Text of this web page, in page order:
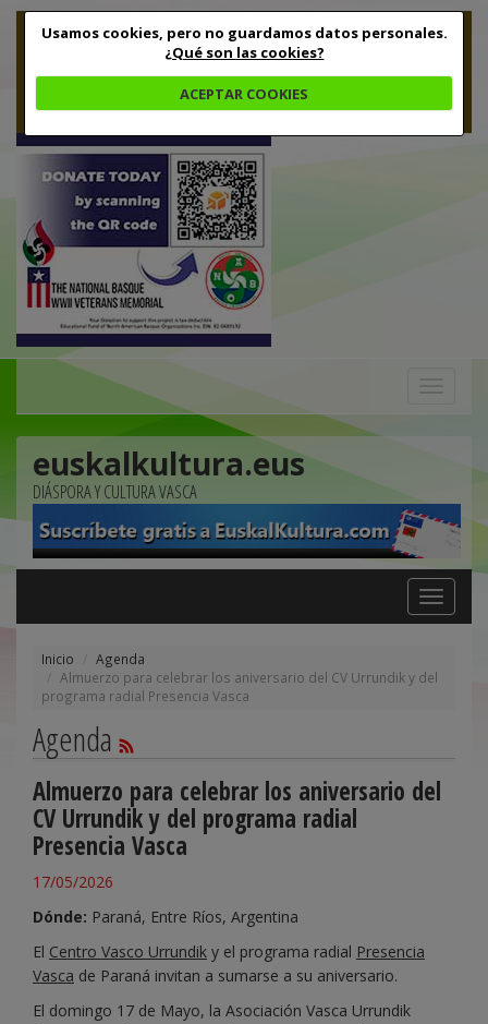
Usamos cookies, pero no guardamos datos personales.
¿Qué son las cookies?
ACEPTAR COOKIES
euskalkultura.eus
DIÁSPORA Y CULTURA VASCA
Toggle
navigation
Inicio
Agenda
Almuerzo para celebrar los aniversario del CV Urrundik y del
programa radial Presencia Vasca
Agenda
Almuerzo para celebrar los aniversario del
CV Urrundik y del programa radial
Presencia Vasca
17/05/2026
Dónde: Paraná, Entre Ríos, Argentina
El Centro Vasco Urrundik y el programa radial Presencia
Vasca de Paraná invitan a sumarse a su aniversario.
El domingo 17 de Mayo, la Asociación Vasca Urrundik